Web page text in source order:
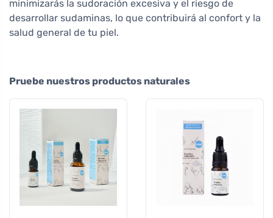
minimizarás la sudoración excesiva y el riesgo de
desarrollar sudaminas, lo que contribuirá al confort y la
salud general de tu piel.
Pruebe nuestros productos naturales